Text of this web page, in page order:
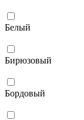
Белый
Бирюзовый
Бордовый